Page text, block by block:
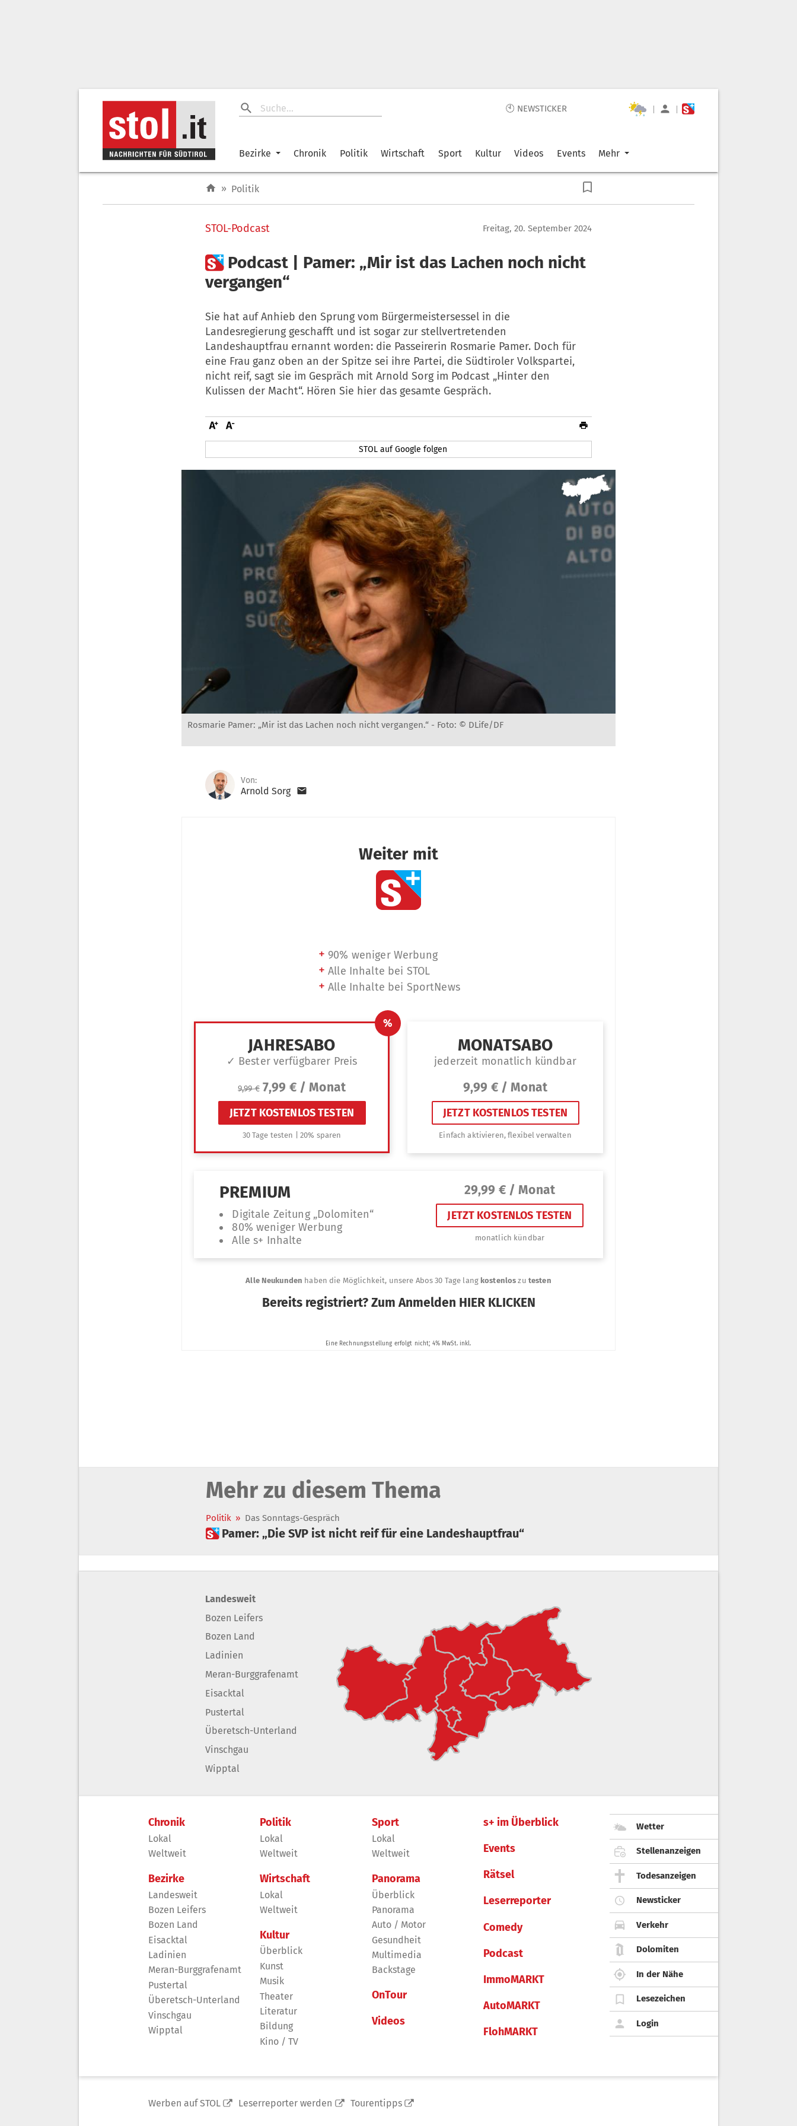
🕙 NEWSTICKER | |
Bezirke Chronik Politik Wirtschaft Sport Kultur Videos Events Mehr
» Politik
STOL-Podcast Freitag, 20. September 2024
 Podcast | Pamer: „Mir ist das Lachen noch nicht
vergangen“
Sie hat auf Anhieb den Sprung vom Bürgermeistersessel in die
Landesregierung geschafft und ist sogar zur stellvertretenden
Landeshauptfrau ernannt worden: die Passeirerin Rosmarie Pamer. Doch für
eine Frau ganz oben an der Spitze sei ihre Partei, die Südtiroler Volkspartei,
nicht reif, sagt sie im Gespräch mit Arnold Sorg im Podcast „Hinter den
Kulissen der Macht“. Hören Sie hier das gesamte Gespräch.
STOL auf Google folgen
Rosmarie Pamer: „Mir ist das Lachen noch nicht vergangen.“ - Foto: © DLife/DF
Von:
Arnold Sorg
Mehr zu diesem Thema
Politik » Das Sonntags-Gespräch
 Pamer: „Die SVP ist nicht reif für eine Landeshauptfrau“
Landesweit
Bozen Leifers
Bozen Land
Ladinien
Meran-Burggrafenamt
Eisacktal
Pustertal
Überetsch-Unterland
Vinschgau
Wipptal
Chronik
Lokal
Weltweit
Bezirke
Landesweit
Bozen Leifers
Bozen Land
Eisacktal
Ladinien
Meran-Burggrafenamt
Pustertal
Überetsch-Unterland
Vinschgau
Wipptal
Politik
Lokal
Weltweit
Wirtschaft
Lokal
Weltweit
Kultur
Überblick
Kunst
Musik
Theater
Literatur
Bildung
Kino / TV
Sport
Lokal
Weltweit
Panorama
Überblick
Panorama
Auto / Motor
Gesundheit
Multimedia
Backstage
OnTour
Videos
s+ im Überblick
Events
Rätsel
Leserreporter
Comedy
Podcast
ImmoMARKT
AutoMARKT
FlohMARKT
Wetter
Stellenanzeigen
Todesanzeigen
Newsticker
Verkehr
Dolomiten
In der Nähe
Lesezeichen
Login
Werben auf STOL Leserreporter werden Tourentipps